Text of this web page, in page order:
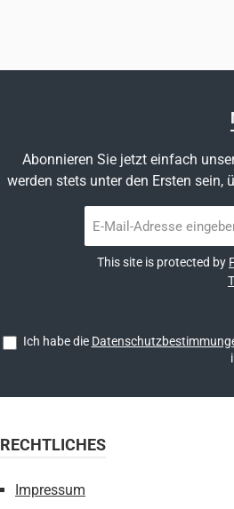
Abonnieren Sie jetzt einfach
werden stets unter den Ersten sein,
Mail-
This site is protected by
Ich habe die
RECHTLICHES
Impressum